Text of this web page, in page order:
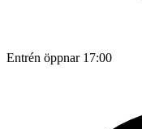
Entrén öppnar 17:00